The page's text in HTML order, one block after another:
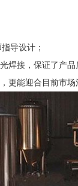
导设计；
焊接，保证了产
能迎合目前市